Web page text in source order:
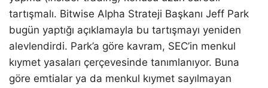
tartışmalı. Bitwise Alpha Strateji Başkanı Jeff Park
bugün yaptığı açıklamayla bu tartışmayı yeniden
alevlendirdi. Park’a göre kavram, SEC’in menkul
kıymet yasaları çerçevesinde tanımlanıyor. Buna
göre emtialar ya da menkul kıymet sayılmayan